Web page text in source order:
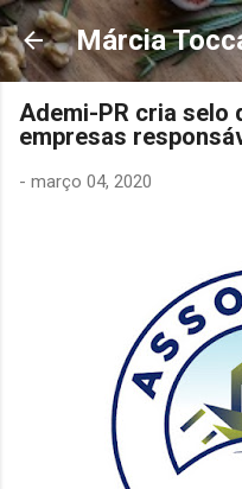
Pular para
Márcia
Ademi-PR cria selo
empresas
- março 04, 2020